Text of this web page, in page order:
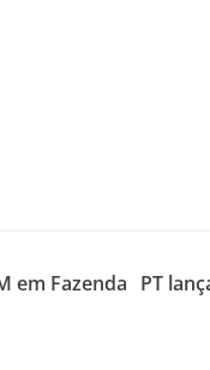
em Fazenda PT